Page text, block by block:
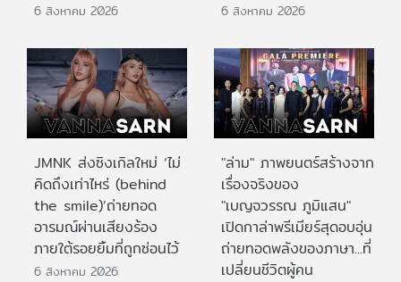
6 สิงหาคม 2026 6 สิงหาคม 2026
JMNK ส่งซิงเกิลใหม่ ‘ไม่
คิดถึงเท่าไหร่ (behind
the smile)’ถ่ายทอด
อารมณ์ผ่านเสียงร้อง
ภายใต้รอยยิ้มที่ถูกซ่อนไว้
6 สิงหาคม 2026
"ล่าม" ภาพยนตร์สร้างจาก
เรื่องจริงของ
"เบญจวรรณ ภูมิแสน"
เปิดกาล่าพรีเมียร์สุดอบอุ่น
ถ่ายทอดพลังของภาษา...ที่
เปลี่ยนชีวิตผู้คน